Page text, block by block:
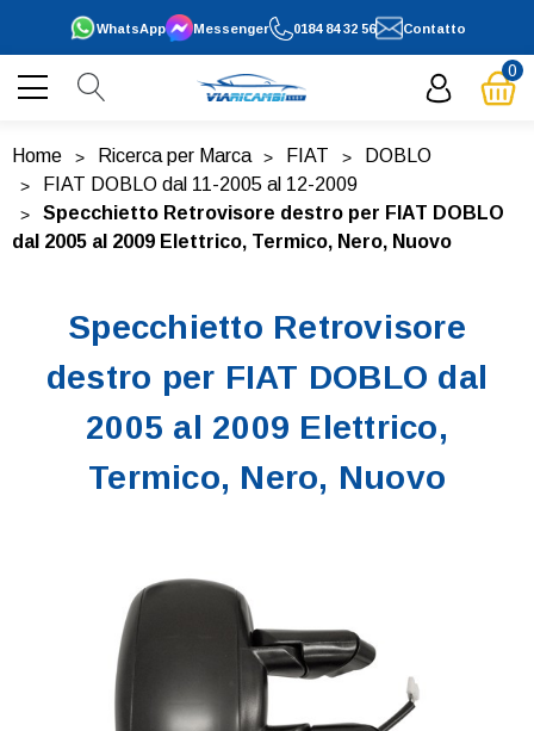
0184 84 32 56
WhatsApp Contatto
Messenger
0
Home Ricerca per Marca FIAT
DOBLO
FIAT DOBLO dal 11-2005 al 12-2009
Specchietto Retrovisore destro per FIAT DOBLO
dal 2005 al 2009 Elettrico, Termico, Nero, Nuovo
Specchietto Retrovisore
destro per FIAT DOBLO dal
2005 al 2009 Elettrico,
Termico, Nero, Nuovo